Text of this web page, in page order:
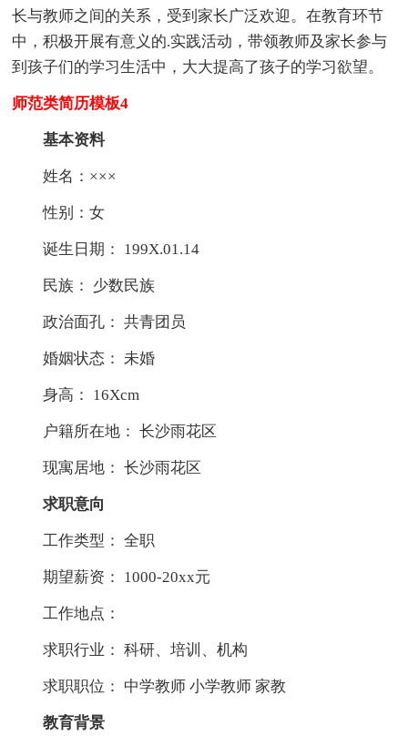
长与教师之间的关系，受到家长广泛欢迎。在教育环节
中，积极开展有意义的.实践活动，带领教师及家长参与
到孩子们的学习生活中，大大提高了孩子的学习欲望。
师范类简历模板4
基本资料
姓名：×××
性别：女
诞生日期： 199X.01.14
民族： 少数民族
政治面孔： 共青团员
婚姻状态： 未婚
身高： 16Xcm
户籍所在地： 长沙雨花区
现寓居地： 长沙雨花区
求职意向
工作类型： 全职
期望薪资： 1000-20xx元
工作地点：
求职行业： 科研、培训、机构
求职职位： 中学教师 小学教师 家教
教育背景